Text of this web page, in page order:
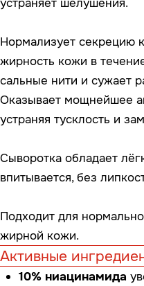
эпидермису, предотвращает
10% пептидного комплекса
постоянную регенерацию и
оказывает глубокое anti-age
сокращает видимость морщин
образованию новых,
клеток. Нормализует
рельеф.
Экстракт водорослей
антиоксидантное,
ранозаживляющее,
оздоравливающее действие.
Ресвератролборется со
улучшает защитные функции
молодость клеток,